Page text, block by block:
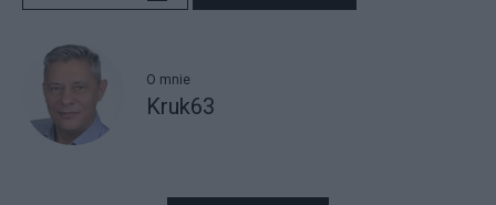
O mnie
Kruk63